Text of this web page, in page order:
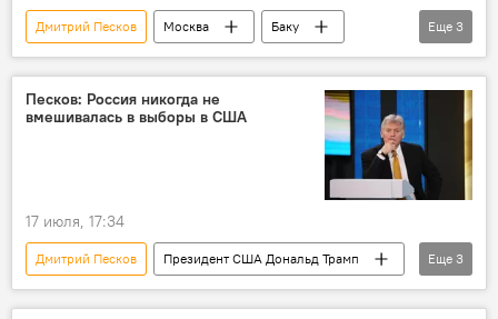
Дмитрий Песков Москва
Баку
Россия
ФРГ Встреча
Еще 3
Песков: Россия никогда не
вмешивалась в выборы в США
17 июля, 17:34
Дмитрий Песков
Президент США Дональд Трамп
Выборы
США Россия
Еще 3